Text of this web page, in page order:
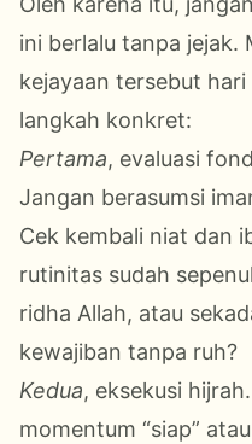
ini berlalu tanpa jejak.
kejayaan tersebut
langkah konkret:
Pertama, evaluasi
Jangan berasumsi
Cek kembali niat dan
rutinitas sudah
ridha Allah, atau
kewajiban tanpa ruh?
Kedua, eksekusi
momentum “siap”